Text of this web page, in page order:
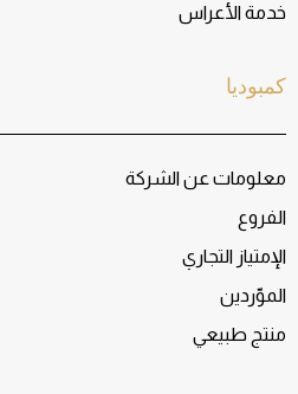
كمبوديا
معلومات عن الشركة
الفروع
الإمتياز التجاري
الموّردين
منتج طبيعي
خدمة الأعراس